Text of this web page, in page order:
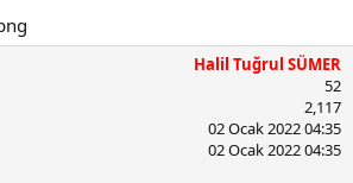
r
Halil Tuğrul SÜMER
52
2,117
02 Ocak 2022 04:35
02 Ocak 2022 04:35